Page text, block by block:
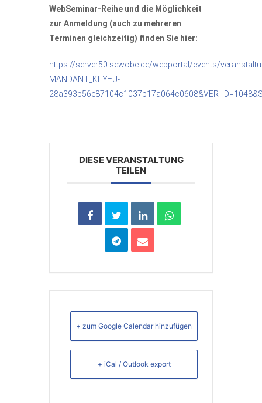
WebSeminar-Reihe und die Möglichkeit
zur Anmeldung (auch zu mehreren
Terminen gleichzeitig) finden Sie hier:
https://server50.sewobe.de/webportal/events/
MANDANT_KEY=U-
DIESE VERANSTALTUNG
TEILEN
+ zum Google Calendar hinzufügen
+ iCal / Outlook export